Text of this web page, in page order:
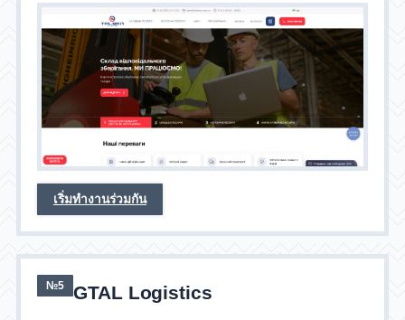
เริ่มทำงานร่วมกัน
№5 GTAL Logistics